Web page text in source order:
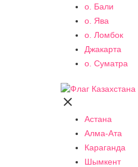
о. Бали
о. Ява
о. Ломбок
Джакарта
о. Суматра

Астана
Алма-Ата
Караганда
Шымкент